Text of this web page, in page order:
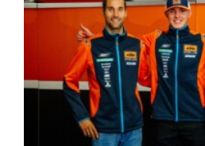
Spies 2023 für
Team